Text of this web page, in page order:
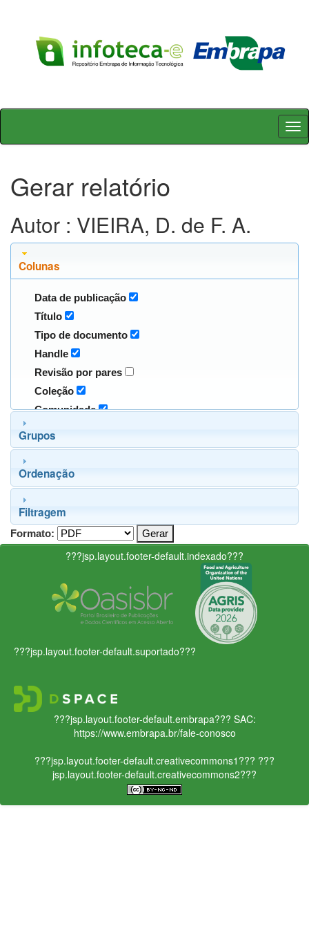
Skip
Gerar relatório
Autor : VIEIRA, D. de F. A.
Colunas
Data de publicação
Título
Tipo de documento
Handle
Revisão por pares
Coleção
Comunidade
Grupos
Ordenação
Filtragem
Formato:
???jsp.layout.footer-default.indexado???
???jsp.layout.footer-default.suportado???
???jsp.layout.footer-default.embrapa??? SAC:
https://www.embrapa.br/fale-conosco
???jsp.layout.footer-default.creativecommons1??? ???
jsp.layout.footer-default.creativecommons2???